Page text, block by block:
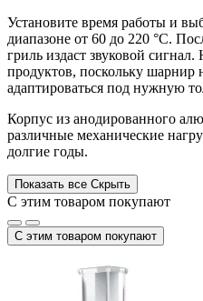
Установите время работы и
диапазоне от 60 до 220 °С.
гриль издаст звуковой сигнал.
продуктов, поскольку шарнир
адаптироваться под нужную
Корпус из анодированного
различные механические
долгие годы.
Показать все Скрыть
С этим товаром покупают
С этим товаром покупают